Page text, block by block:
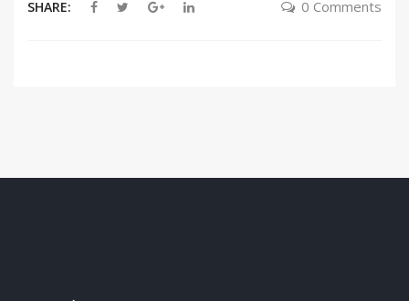
this phenomenon is known, very few scholars
by examining search costs, calculation costs
SHARE: 0 Comments